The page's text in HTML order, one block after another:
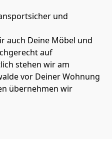
und
auch Deine Möbel und
auf
stehen wir am
vor Deiner Wohnung
übernehmen wir